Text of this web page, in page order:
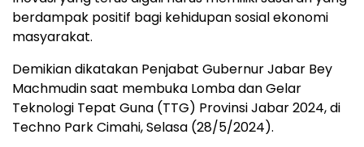
berdampak positif bagi kehidupan sosial ekonomi
masyarakat.
Demikian dikatakan Penjabat Gubernur Jabar Bey
Machmudin saat membuka Lomba dan Gelar
Teknologi Tepat Guna (TTG) Provinsi Jabar 2024, di
Techno Park Cimahi, Selasa (28/5/2024).